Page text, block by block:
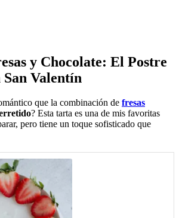
y Chocolate: El Postre
Valentín
que la combinación de fresas
? Esta tarta es una de mis favoritas
pero tiene un toque sofisticado que